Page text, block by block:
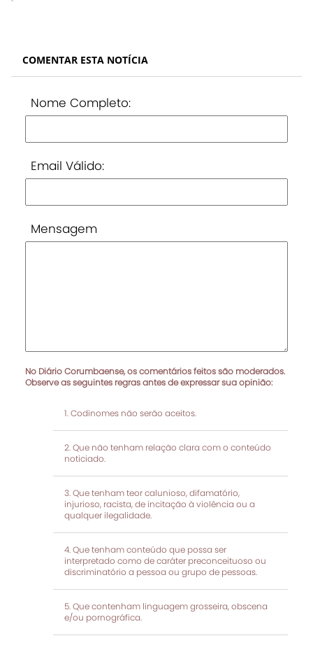
COMENTAR ESTA NOTÍCIA
Nome Completo:
Email Válido:
Mensagem
No Diário Corumbaense, os comentários feitos são moderados.
Observe as seguintes regras antes de expressar sua opinião:
Codinomes não serão aceitos.
Que não tenham relação clara com o conteúdo
noticiado.
Que tenham teor calunioso, difamatório,
injurioso, racista, de incitação à violência ou a
qualquer ilegalidade.
Que tenham conteúdo que possa ser
interpretado como de caráter preconceituoso ou
discriminatório a pessoa ou grupo de pessoas.
Que contenham linguagem grosseira, obscena
e/ou pornográfica.